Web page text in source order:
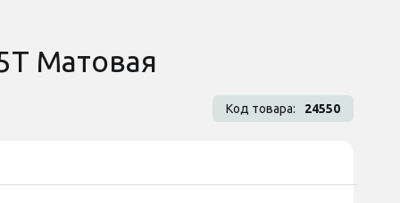
Матовая
Код товара: 24550